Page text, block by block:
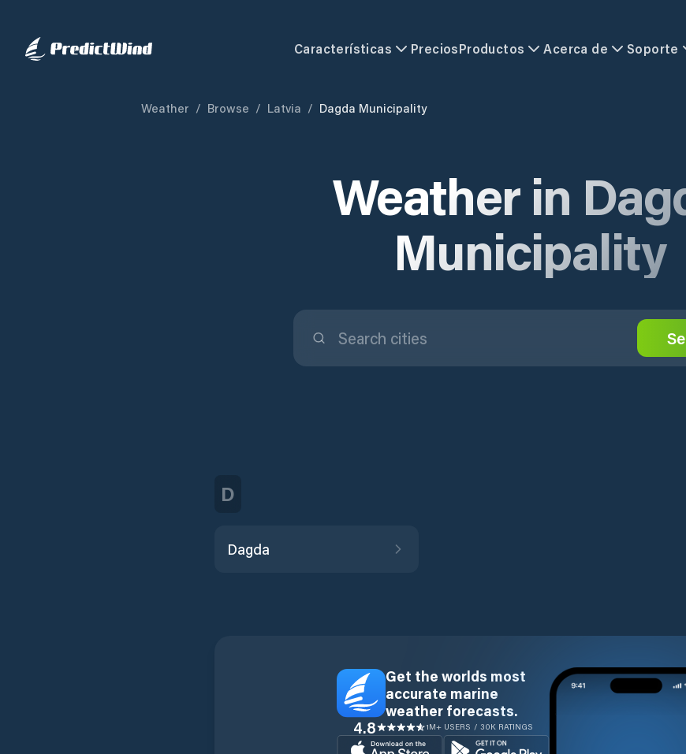
Características PreciosProductos Acerca de Soporte
Weather / Browse / Latvia / Dagda Municipality
Weather in
Municipality
D
Dagda
Get the worlds most
accurate marine
weather forecasts.
4.8 1M+ USERS / 30K RATINGS